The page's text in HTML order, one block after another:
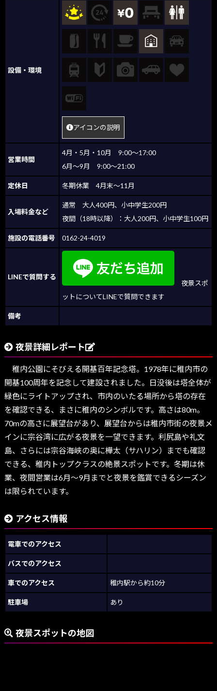
設備・環境
アイコンの説明
営業時間
4月・5月・10月 9:00～17:00
6月～9月 9:00～21:00
定休日 冬期休業 4月末～11月
入場料金など
通常 大人400円、小中学生200円
夜間（18時以降）：大人200円、小中学生100円
施設の電話番号 0162-24-4019
LINEで質問する
夜景スポ
ットについてLINEで質問できます
備考
夜景詳細レポート
稚内公園にそびえる開基百年記念塔。1978年に稚内市の
開基100周年を記念して建設されました。日没後は塔全体が
緑色にライトアップされ、市内のいたる場所から塔の存在
を確認できる、まさに稚内のシンボルです。高さは80m。
70mの高さに展望台があり、展望台からは稚内市街の夜景メ
インに宗谷湾に広がる夜景を一望できます。利尻島や礼文
島、さらには宗谷海峡の奥に樺太（サハリン）までも確認
できる、稚内トップクラスの絶景スポットです。冬期は休
業、夜間営業は6月～9月までと夜景を鑑賞できるシーズン
は限られています。
アクセス情報
電車でのアクセス
バスでのアクセス
車でのアクセス 稚内駅から約10分
駐車場 あり
夜景スポットの地図